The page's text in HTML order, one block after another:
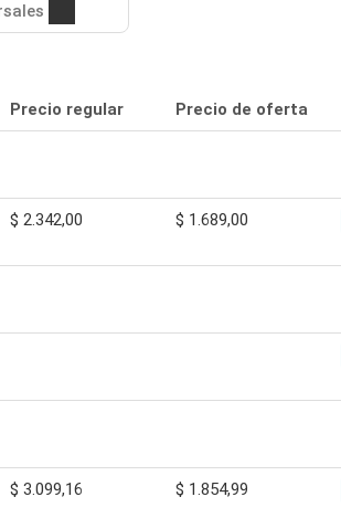
Precio regular Precio de oferta
$ 2.342,00 $ 1.689,00
$ 3.099,16 $ 1.854,99